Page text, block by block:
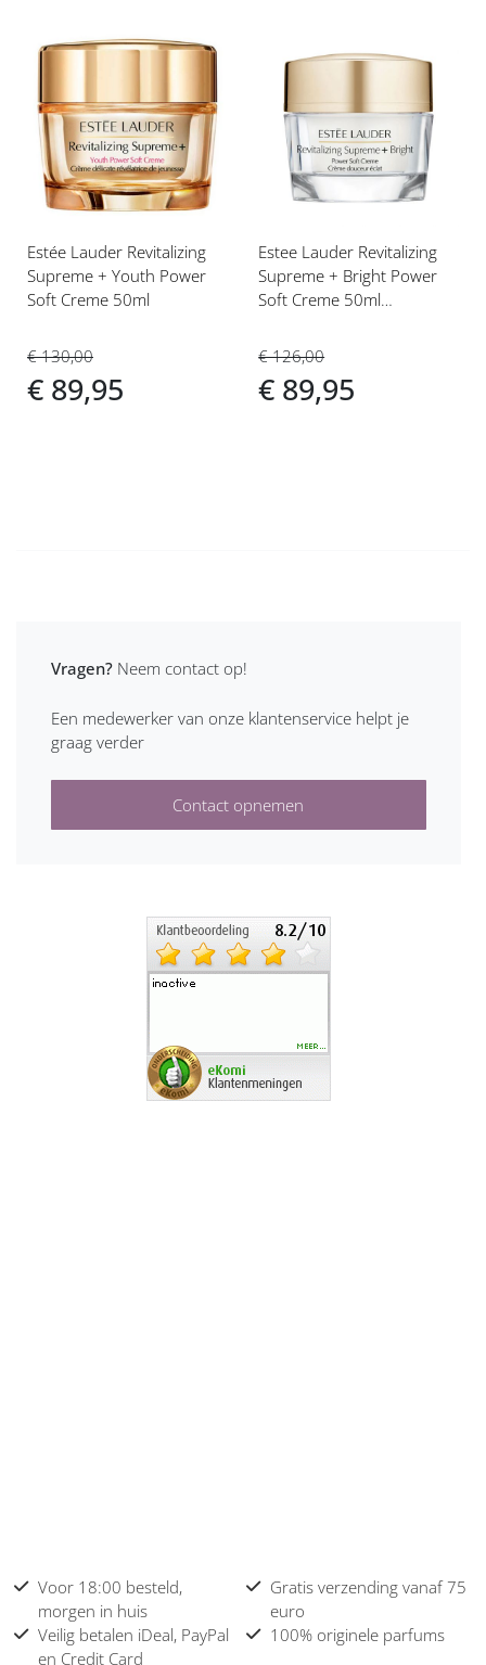
toe
aan
verlanglijst
Estée Lauder Revitalizing
Supreme + Youth Power
Soft Creme 50ml
€ 130,00
€ 89,95
Voeg
toe
aan
verlanglijst
Estee Lauder Revitalizing
Supreme + Bright Power
Soft Creme 50ml
€ 126,00
€ 89,95
Vragen? Neem contact op!
Een medewerker van onze klantenservice helpt je
graag verder
Contact opnemen
Voor 18:00 besteld,
morgen in huis
Gratis verzending vanaf 75
euro
Veilig betalen iDeal, PayPal
en Credit Card
100% originele parfums